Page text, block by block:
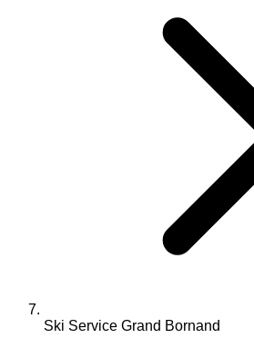
Ski Service Grand Bornand